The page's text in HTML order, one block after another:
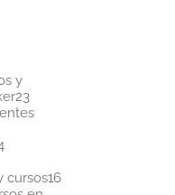
y
2323
productos
14
cursos1616